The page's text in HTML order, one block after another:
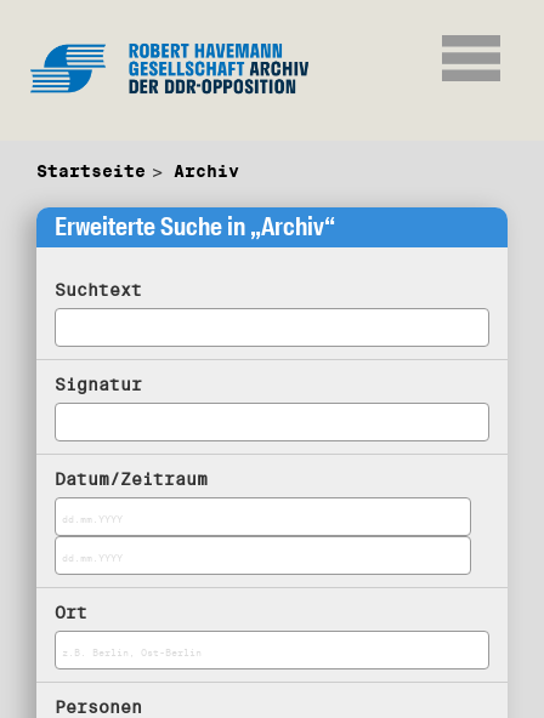
Startseite Archiv
Erweiterte Suche in „Archiv“
Suchtext
Signatur
Datum/Zeitraum
Ort
Personen